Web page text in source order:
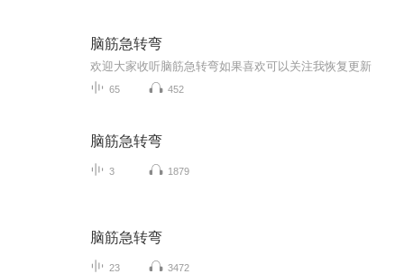
脑筋急转弯
欢迎大家收听脑筋急转弯如果喜欢可以关注我恢复更新
65 452
脑筋急转弯
3 1879
脑筋急转弯
23 3472